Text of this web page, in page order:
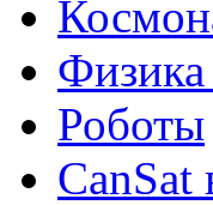
Физика
Роботы
CanSat